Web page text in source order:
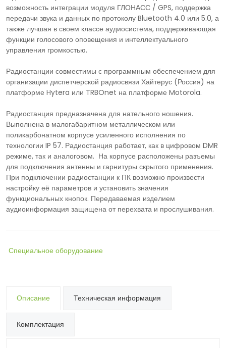
возможность интеграции модуля ГЛОНАСС / GPS, поддержка
передачи звука и данных по протоколу Bluetooth 4.0 или 5.0, а
также лучшая в своем классе аудиосистема, поддерживающая
функции голосового оповещения и интеллектуального
управления громкостью.
Радиостанции совместимы с программным обеспечением для
организации диспетчерской радиосвязи Хайтерус (Россия) на
платформе Hytera или TRBOnet на платформе Motorola.
Радиостанция предназначена для нательного ношения.
Выполнена в малогабаритном металлическом или
поликарбонатном корпусе усиленного исполнения по
технологии IP 57. Радиостанция работает, как в цифровом DMR
режиме, так и аналоговом. На корпусе расположены разъемы
для подключения антенны и гарнитуры скрытого применения.
При подключении радиостанции к ПК возможно произвести
настройку её параметров и установить значения
функциональных кнопок. Передаваемая изделием
аудиоинформация защищена от перехвата и прослушивания.
Специальное оборудование
Описание Техническая информация
Комплектация